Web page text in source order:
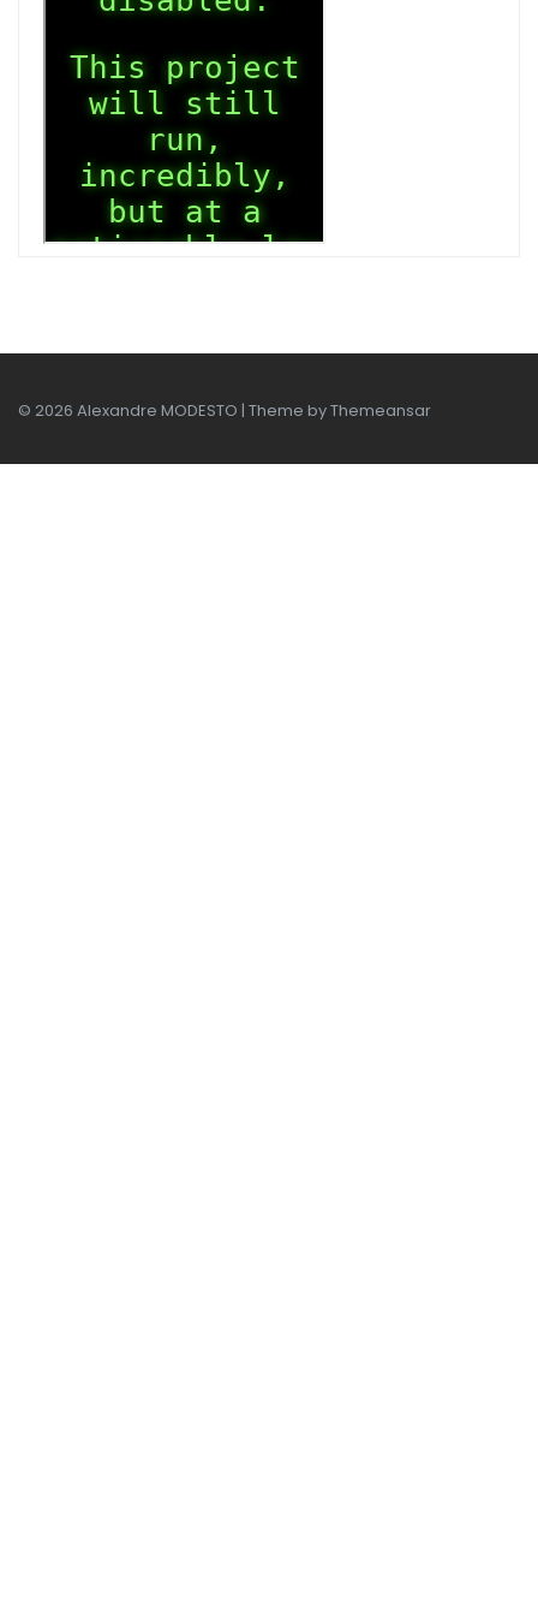
© 2026 Alexandre MODESTO | Theme byThemeansar